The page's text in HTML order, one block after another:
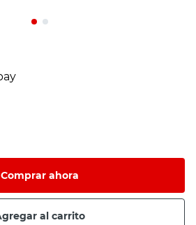
Comprar ahora